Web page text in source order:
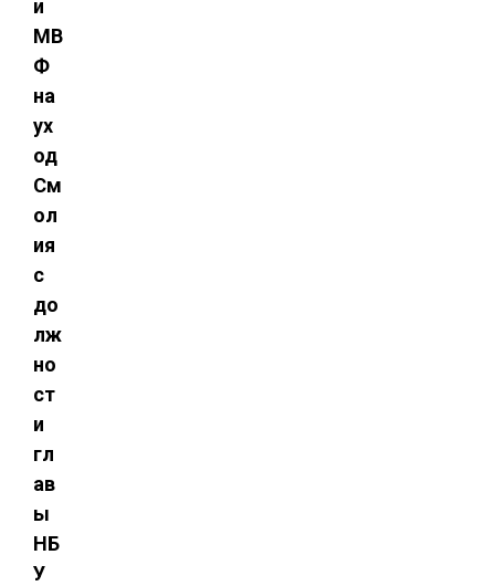
и
МВ
Ф
на
ух
од
См
ол
ия
с
до
лж
но
ст
и
гл
ав
ы
НБ
У